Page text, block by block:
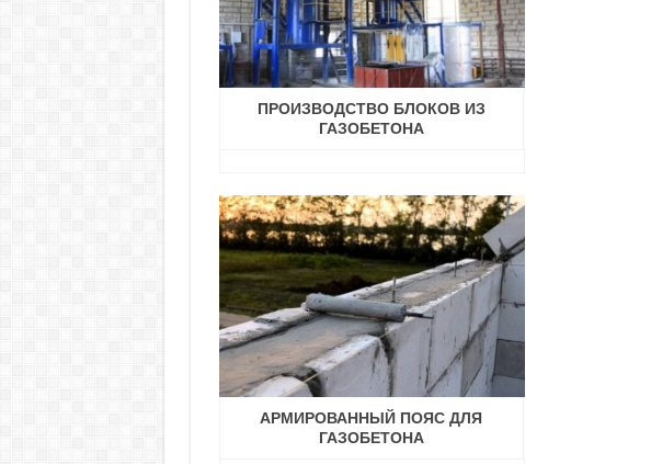
ПРОИЗВОДСТВО БЛОКОВ ИЗ
ГАЗОБЕТОНА
АРМИРОВАННЫЙ ПОЯС ДЛЯ
ГАЗОБЕТОНА